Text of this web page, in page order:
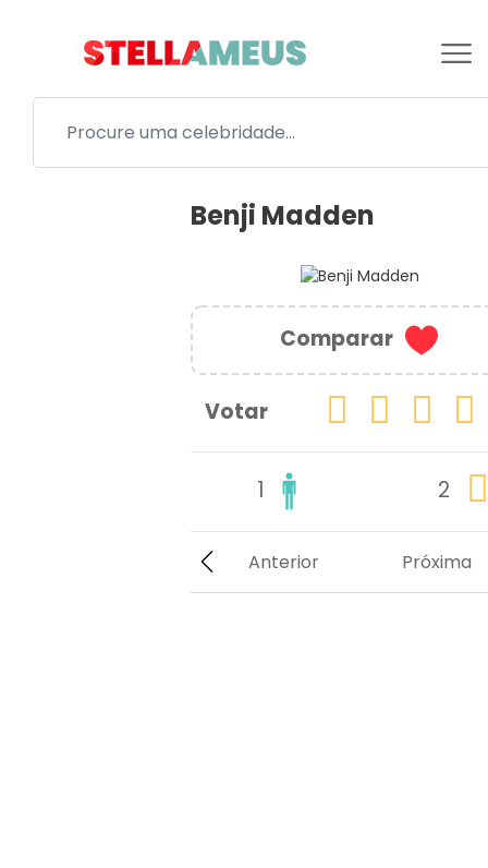
Benji Madden
Comparar
Votar
1 2
Próxima
Anterior